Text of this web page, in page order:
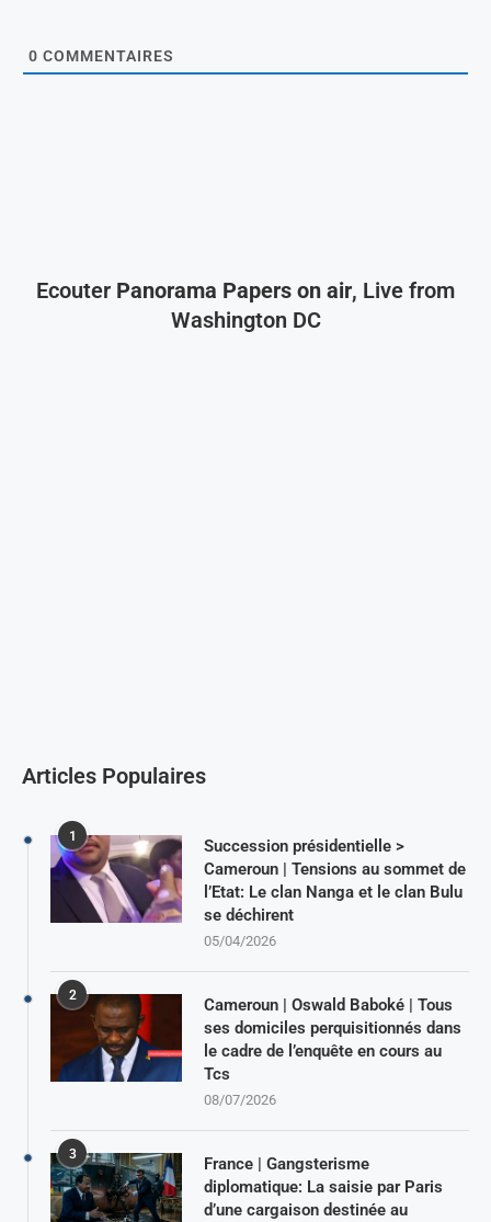
0 COMMENTAIRES
Ecouter Panorama Papers on air, Live from
Washington DC
Articles Populaires
1
Succession présidentielle >
Cameroun | Tensions au sommet de
l’Etat: Le clan Nanga et le clan Bulu
se déchirent
05/04/2026
2
Cameroun | Oswald Baboké | Tous
ses domiciles perquisitionnés dans
le cadre de l’enquête en cours au
Tcs
08/07/2026
3
France | Gangsterisme
diplomatique: La saisie par Paris
d’une cargaison destinée au